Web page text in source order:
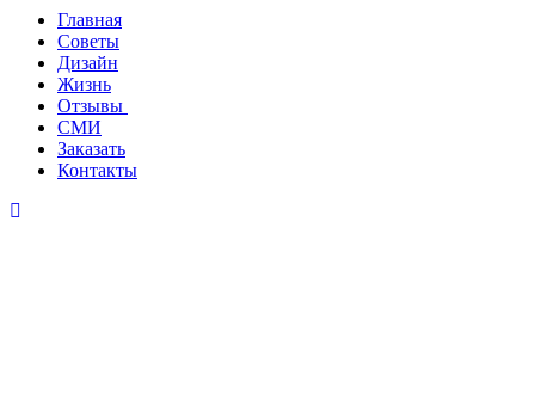
Главная
Советы
Дизайн
Жизнь
Отзывы
СМИ
Заказать
Контакты